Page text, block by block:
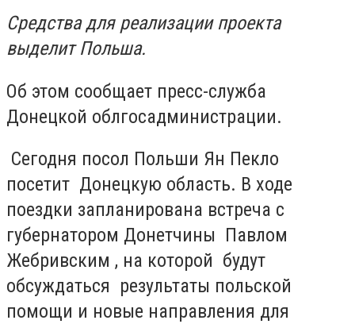
Средства для реализации проекта
выделит Польша.
Об этом сообщает пресс-служба
Донецкой облгосадминистрации.
Сегодня посол Польши Ян Пекло
посетит Донецкую область. В ходе
поездки запланирована встреча с
губернатором Донетчины Павлом
Жебривским , на которой будут
обсуждаться результаты польской
помощи и новые направления для